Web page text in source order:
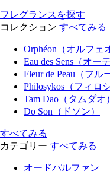
フレグランスを探す
コレクション すべてみる
Orphéon（オルフェ
Eau des Sens（オー
Fleur de Peau（フル
Philosykos（フィロ
Tam Dao（タムダオ）
Do Son（ドソン）
すべてみる
カテゴリー すべてみる
オードパルファン